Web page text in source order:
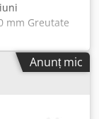
mm Greutate
hidraulică cu
masă:
80 t - 6
mm -
1,5 kW -
și reale -
Anunț mic